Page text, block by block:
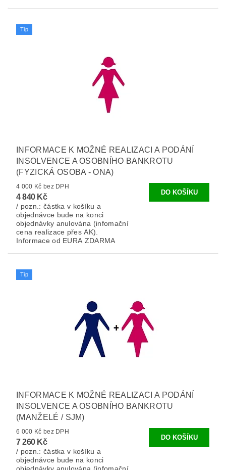
Tip
INFORMACE K MOŽNÉ REALIZACI A PODÁNÍ
INSOLVENCE A OSOBNÍHO BANKROTU
(FYZICKÁ OSOBA - ONA)
4 000 Kč bez DPH
4 840 Kč
/ pozn.: částka v košíku a
objednávce bude na konci
objednávky anulována (infomační
cena realizace přes AK).
Informace od EURA ZDARMA
Tip
INFORMACE K MOŽNÉ REALIZACI A PODÁNÍ
INSOLVENCE A OSOBNÍHO BANKROTU
(MANŽELÉ / SJM)
6 000 Kč bez DPH
7 260 Kč
/ pozn.: částka v košíku a
objednávce bude na konci